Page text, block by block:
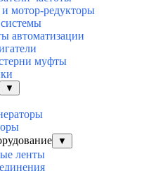
мотор-редукторы
автоматизации
муфты
▼
▼
ленты